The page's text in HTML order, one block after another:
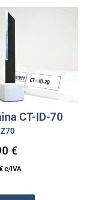
CT-ID-70
€
c/IVA